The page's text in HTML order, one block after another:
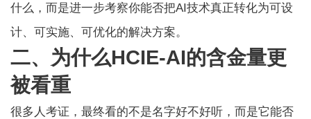
什么，而是进一步考察你能否把AI技术真正转化为可设
计、可实施、可优化的解决方案。
二、为什么HCIE-AI的含金量更
被看重
很多人考证，最终看的不是名字好不好听，而是它能否